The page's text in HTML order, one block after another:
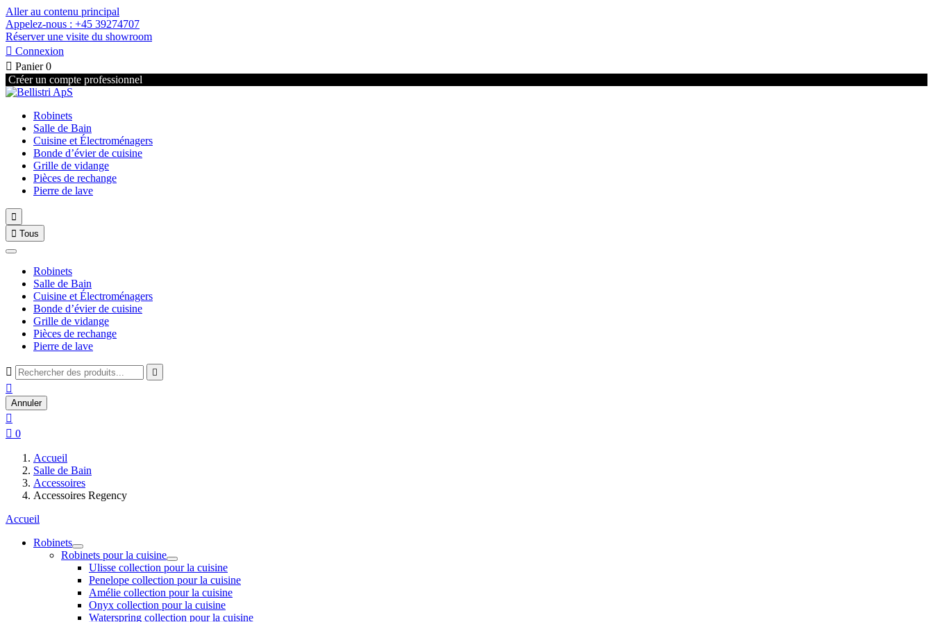
Aller au contenu principal
Appelez-nous : +45 39274707
Réserver une visite du showroom
 Connexion
 Panier 0
Créer un compte professionnel
Robinets
Salle de Bain
Cuisine et Électroménagers
Bonde d’évier de cuisine
Grille de vidange
Pièces de rechange
Pierre de lave

 Tous
Robinets
Salle de Bain
Cuisine et Électroménagers
Bonde d’évier de cuisine
Grille de vidange
Pièces de rechange
Pierre de lave
 

Annuler

 0
Accueil
Salle de Bain
Accessoires
Accessoires Regency
Accueil
Robinets
Robinets pour la cuisine
Ulisse collection pour la cuisine
Penelope collection pour la cuisine
Amélie collection pour la cuisine
Onyx collection pour la cuisine
Waterspring collection pour la cuisine